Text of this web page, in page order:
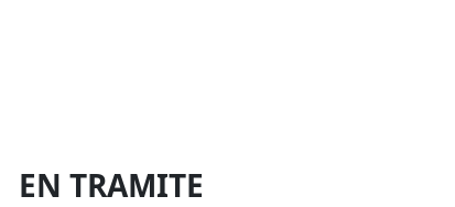
EN TRAMITE